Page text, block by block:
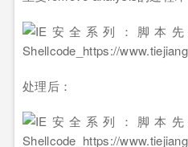
处理后：